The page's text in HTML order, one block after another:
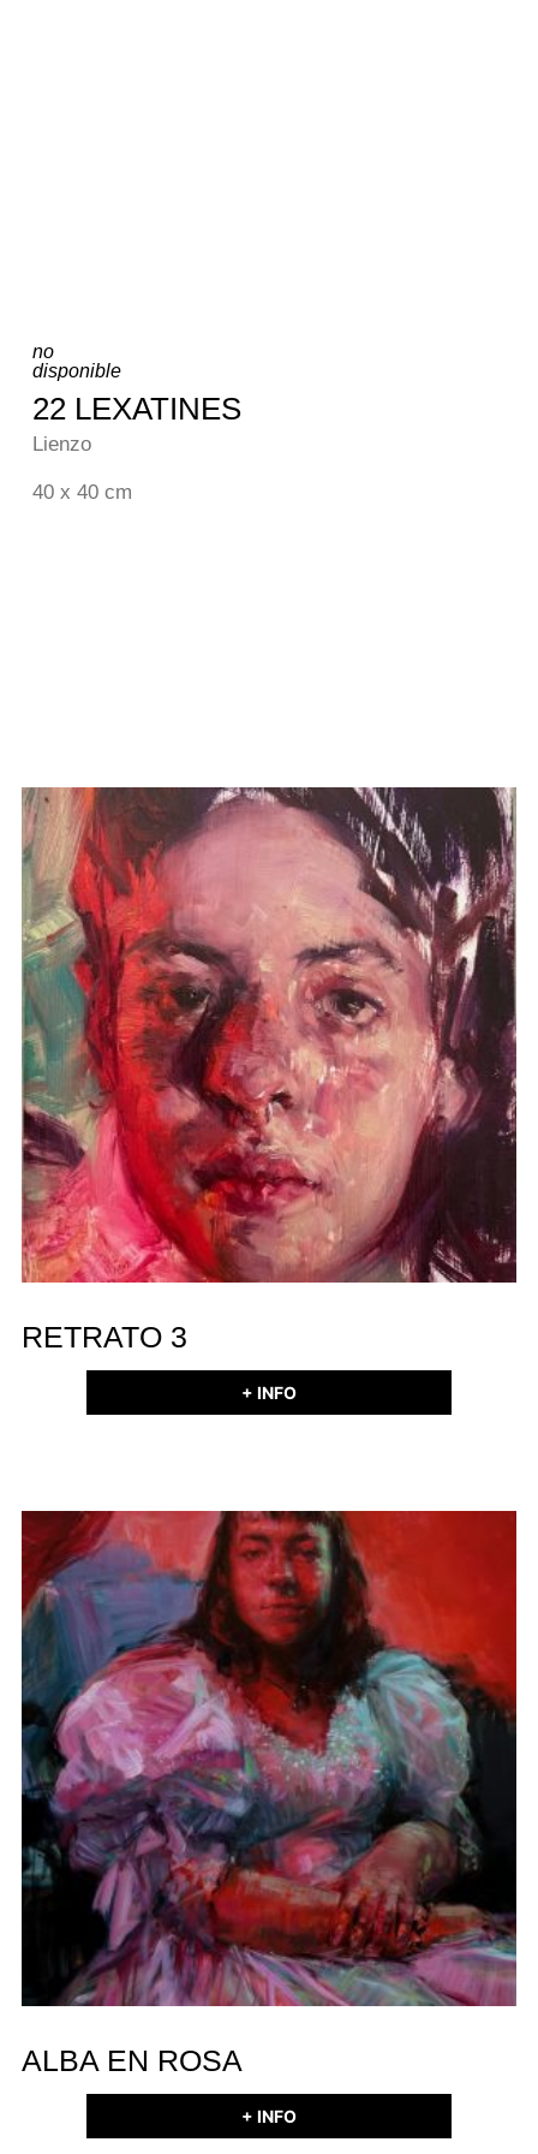
no
disponible
22 LEXATINES
Lienzo
40 x 40 cm
RETRATO 3
+ INFO
ALBA EN ROSA
+ INFO